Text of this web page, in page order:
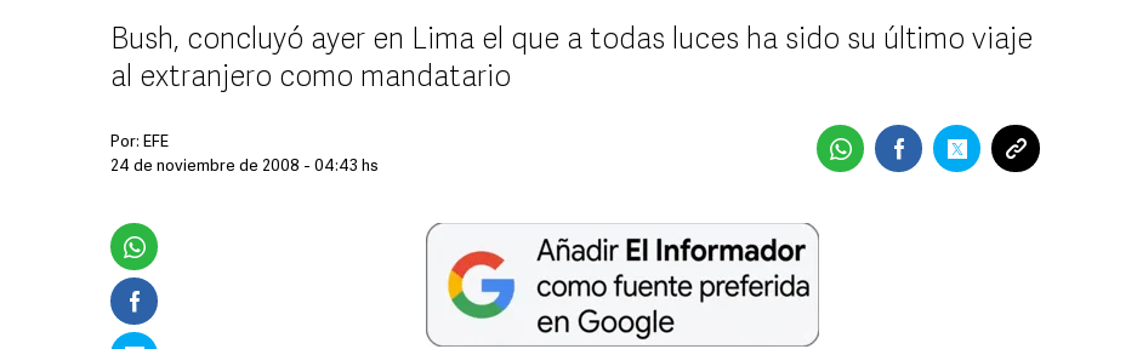
Bush, concluyó ayer en Lima el que a todas luces ha sido su último viaje
al extranjero como mandatario
Por: EFE
24 de noviembre de 2008 - 04:43 hs